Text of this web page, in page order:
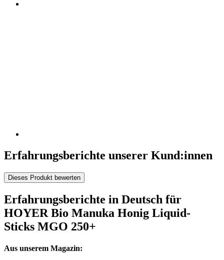
Erfahrungsberichte unserer Kund:innen
Dieses Produkt bewerten
Erfahrungsberichte in Deutsch für
HOYER Bio Manuka Honig Liquid-
Sticks MGO 250+
Aus unserem Magazin: